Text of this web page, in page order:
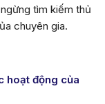
tìm kiếm thủ
chuyên gia.
hoạt động của